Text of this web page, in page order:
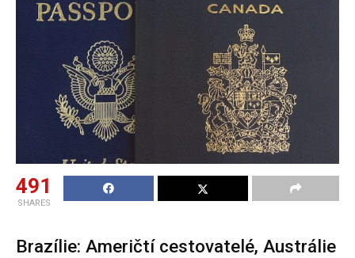
491
SHARES
Brazílie: Američtí cestovatelé, Austrálie